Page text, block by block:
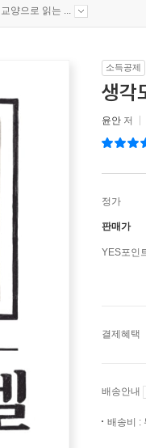
교양으로 읽는 ...
소득공제
생각
윤안 저
정가
판매가
YES포인
결제혜택
배송안내
배송비 :